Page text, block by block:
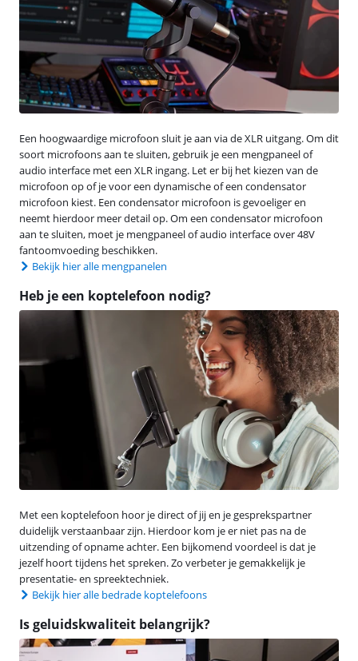
Een hoogwaardige microfoon sluit je aan via de XLR uitgang. Om dit
soort microfoons aan te sluiten, gebruik je een mengpaneel of
audio interface met een XLR ingang. Let er bij het kiezen van de
microfoon op of je voor een dynamische of een condensator
microfoon kiest. Een condensator microfoon is gevoeliger en
neemt hierdoor meer detail op. Om een condensator microfoon
aan te sluiten, moet je mengpaneel of audio interface over 48V
fantoomvoeding beschikken.
Bekijk hier alle mengpanelen
Heb je een koptelefoon nodig?
Met een koptelefoon hoor je direct of jij en je gesprekspartner
duidelijk verstaanbaar zijn. Hierdoor kom je er niet pas na de
uitzending of opname achter. Een bijkomend voordeel is dat je
jezelf hoort tijdens het spreken. Zo verbeter je gemakkelijk je
presentatie- en spreektechniek.
Bekijk hier alle bedrade koptelefoons
Is geluidskwaliteit belangrijk?